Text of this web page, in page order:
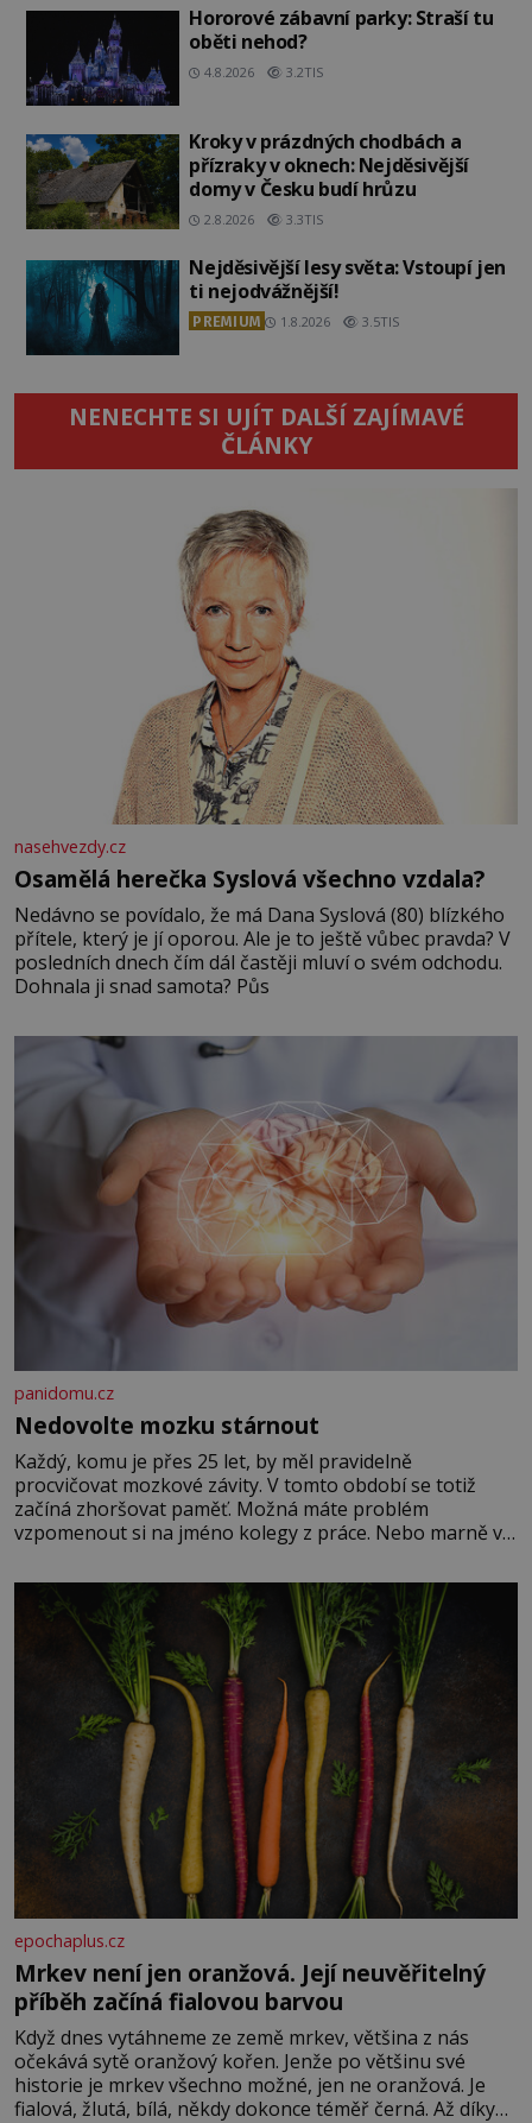
Hororové zábavní parky: Straší tu
oběti nehod?
4.8.2026 3.2TIS
Kroky v prázdných chodbách a
přízraky v oknech: Nejděsivější
domy v Česku budí hrůzu
2.8.2026 3.3TIS
Nejděsivější lesy světa: Vstoupí jen
ti nejodvážnější!
PREMIUM 1.8.2026 3.5TIS
NENECHTE SI UJÍT DALŠÍ ZAJÍMAVÉ
ČLÁNKY
nasehvezdy.cz
Osamělá herečka Syslová všechno vzdala?
Nedávno se povídalo, že má Dana Syslová (80) blízkého
přítele, který je jí oporou. Ale je to ještě vůbec pravda? V
posledních dnech čím dál častěji mluví o svém odchodu.
Dohnala ji snad samota? Půs
panidomu.cz
Nedovolte mozku stárnout
Každý, komu je přes 25 let, by měl pravidelně
procvičovat mozkové závity. V tomto období se totiž
začíná zhoršovat paměť. Možná máte problém
vzpomenout si na jméno kolegy z práce. Nebo marně v
Je to opravdu tak, s věkem jako kdyby se paměť
rozhodla stávkovat. Cvičte
epochaplus.cz
Mrkev není jen oranžová. Její neuvěřitelný
příběh začíná fialovou barvou
Když dnes vytáhneme ze země mrkev, většina z nás
očekává sytě oranžový kořen. Jenže po většinu své
historie je mrkev všechno možné, jen ne oranžová. Je
fialová, žlutá, bílá, někdy dokonce téměř černá. Až díky